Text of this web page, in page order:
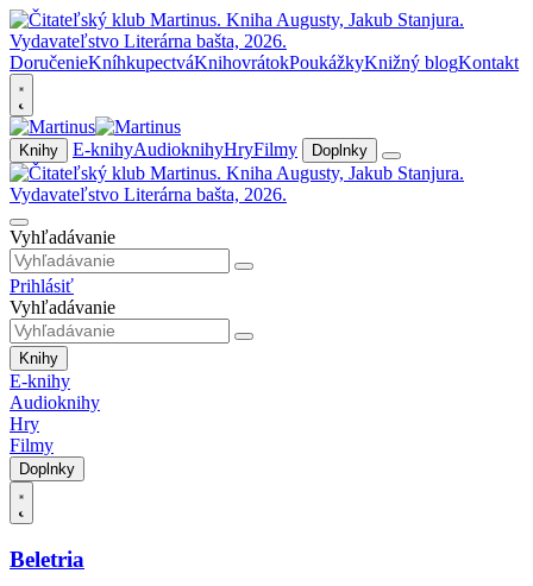
DoručenieKníhkupectváKnihovrátokPoukážkyKnižný blogKontakt
Knihy E-knihyAudioknihyHryFilmy Doplnky
Vyhľadávanie
Prihlásiť
Vyhľadávanie
Knihy
E-knihy
Audioknihy
Hry
Filmy
Doplnky
Beletria